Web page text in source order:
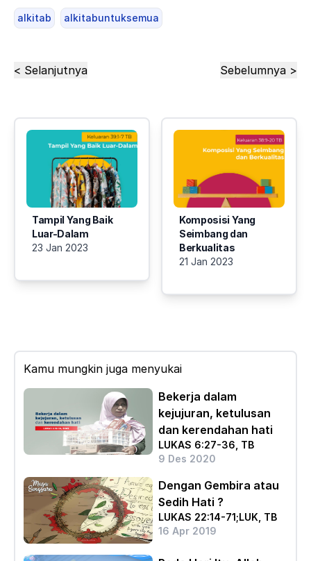
alkitab alkitabuntuksemua
< Selanjutnya Sebelumnya >
Tampil Yang Baik
Luar-Dalam
23 Jan 2023
Komposisi Yang
Seimbang dan
Berkualitas
21 Jan 2023
Kamu mungkin juga menyukai
Bekerja dalam
kejujuran, ketulusan
dan kerendahan hati
LUKAS 6:27-36, TB
9 Des 2020
Dengan Gembira atau
Sedih Hati ?
LUKAS 22:14-71;LUK, TB
16 Apr 2019